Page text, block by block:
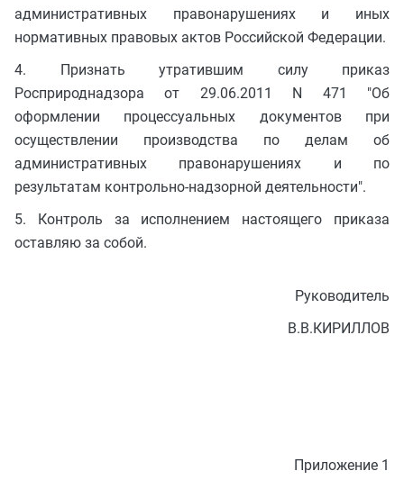
административных правонарушениях и иных
нормативных правовых актов Российской Федерации.
4. Признать утратившим силу приказ
Росприроднадзора от 29.06.2011 N 471 "Об
оформлении процессуальных документов при
осуществлении производства по делам об
административных правонарушениях и по
результатам контрольно-надзорной деятельности".
5. Контроль за исполнением настоящего приказа
оставляю за собой.
Руководитель
В.В.КИРИЛЛОВ
Приложение 1